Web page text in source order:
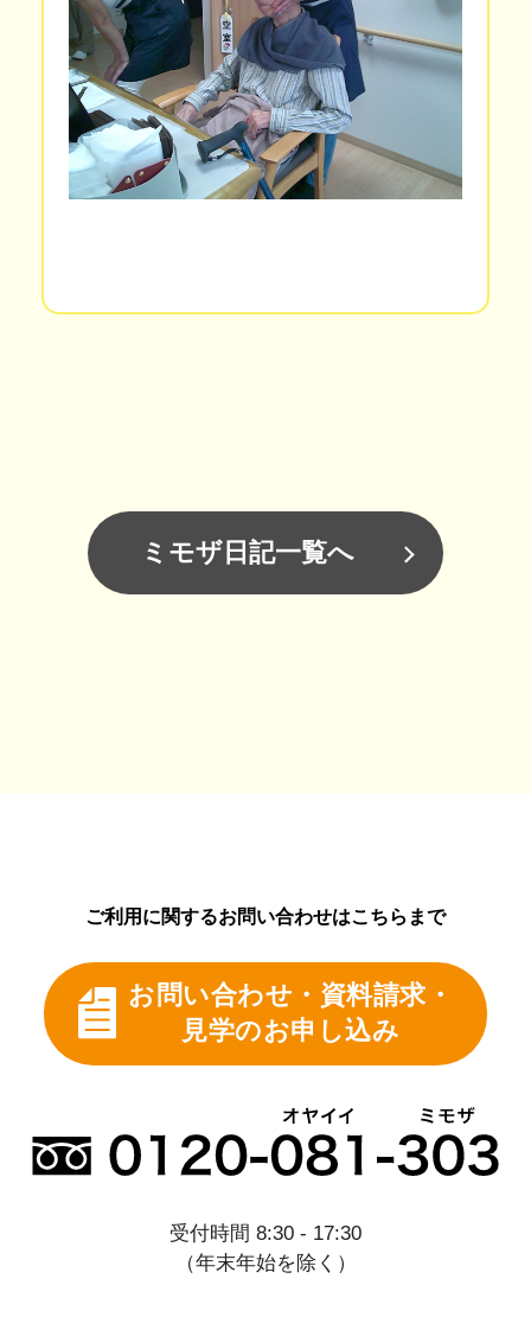
ミモザ日記一覧へ
ご利用に関するお問い合わせはこちらまで
お問い合わせ・資料請求・
見学のお申し込み
受付時間 8:30 - 17:30
（年末年始を除く）